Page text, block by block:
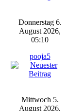
Donnerstag 6.
August 2026,
05:10
pooja5
Mittwoch 5.
August 2026,